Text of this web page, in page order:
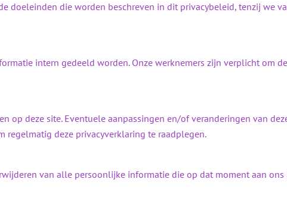
doeleinden die worden beschreven in dit privacybeleid, tenzij we
intern gedeeld worden. Onze werknemers zijn verplicht om de
op deze site. Eventuele aanpassingen en/of veranderingen van
regelmatig deze privacyverklaring te raadplegen.
van alle persoonlijke informatie die op dat moment aan ons